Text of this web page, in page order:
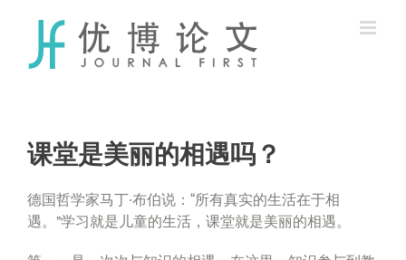
content
课堂是美丽的相遇吗？
德国哲学家马丁·布伯说：“所有真实的生活在于相
遇。”学习就是儿童的生活，课堂就是美丽的相遇。